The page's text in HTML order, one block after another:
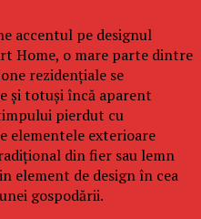
accentul pe designul
Home, o mare parte dintre
rezidențiale se
și totuși încă aparent
pierdut cu
elementele exterioare
din fier sau lemn
element de design în cea
gospodării.